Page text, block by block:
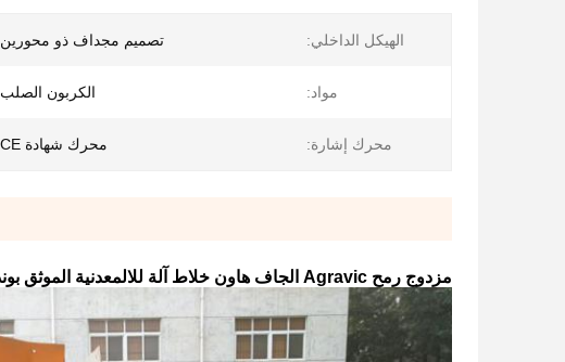
الهيكل الداخلي: تصميم مجداف ذو محورين
مواد: الكربون الصلب
محرك إشارة: محرك شهادة CE
مزدوج رمح Agravic الجاف هاون خلاط آلة للالمعدنية الموثق بوند خلاط